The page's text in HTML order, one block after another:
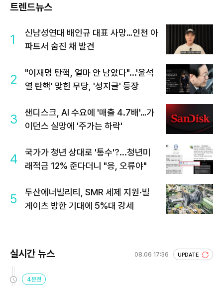
트렌드뉴스
1
신남성연대 배인규 대표 사망…인천 아
파트서 숨진 채 발견
2
"이재명 탄핵, 얼마 안 남았다"...'윤석
열 탄핵' 맞힌 무당, '성지글' 등장
3
샌디스크, AI 수요에 '매출 4.7배'…가
이던스 실망에 '주가는 하락'
4
국가가 청년 상대로 '통수'?...청년미
래적금 12% 준다더니 "응, 오류야"
5
두산에너빌리티, SMR 세제 지원·빌
게이츠 방한 기대에 5%대 강세
실시간 뉴스 08.06 17:36 UPDATE
4분전